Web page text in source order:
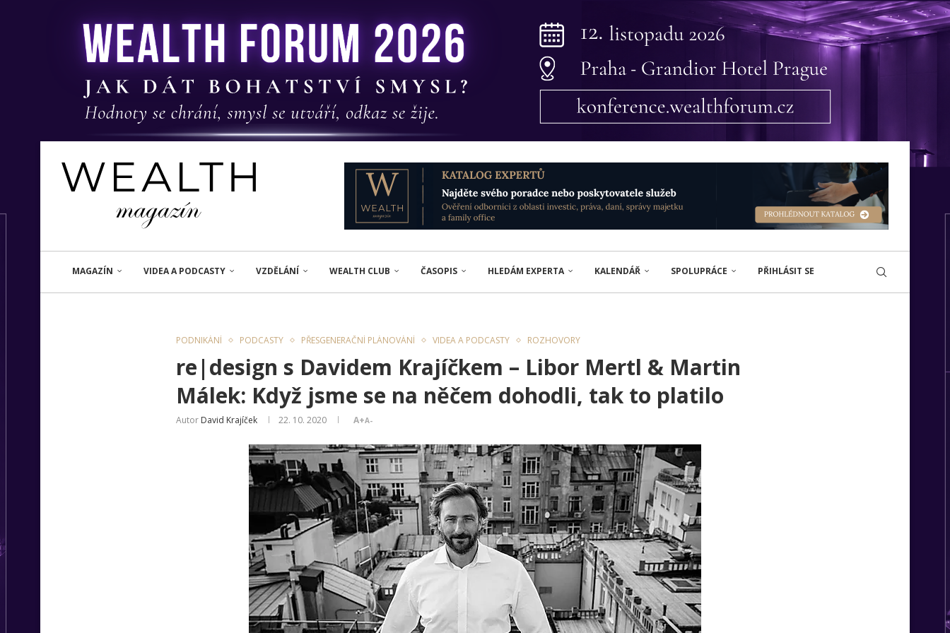
MAGAZÍN VIDEA A PODCASTY VZDĚLÁNÍ WEALTH CLUB ČASOPIS HLEDÁM EXPERTA KALENDÁŘ SPOLUPRÁCE PŘIHLÁSIT SE
PODNIKÁNÍ PODCASTY PŘESGENERAČNÍ PLÁNOVÁNÍ VIDEA A PODCASTY ROZHOVORY
re|design s Davidem Krajíčkem – Libor Mertl & Martin
Málek: Když jsme se na něčem dohodli, tak to platilo
Autor David Krajíček 22. 10. 2020 A+A-